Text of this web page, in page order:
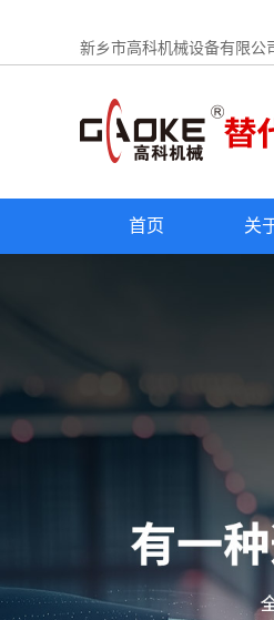
新乡市高科机械设备有限公
首页 关